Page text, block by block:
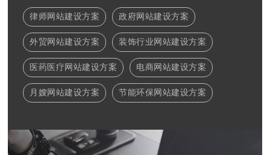
律师网站建设方案 政府网站建设方案
外贸网站建设方案 装饰行业网站建设方案
医药医疗网站建设方案 电商网站建设方案
月嫂网站建设方案 节能环保网站建设方案